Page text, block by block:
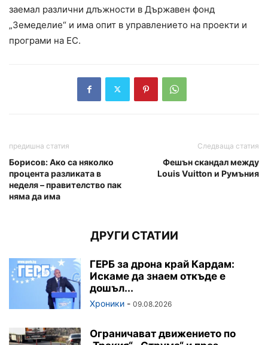
заемал различни длъжности в Държавен фонд
„Земеделие“ и има опит в управлението на проекти и
програми на ЕС.
предишна статия
Борисов: Ако са няколко
процента разликата в
неделя – правителство пак
няма да има
Следваща статия
Фешън скандал между
Louis Vuitton и Румъния
ДРУГИ СТАТИИ
ГЕРБ за дрона край Кардам:
Искаме да знаем откъде е
дошъл...
Хроники - 09.08.2026
Ограничават движението по